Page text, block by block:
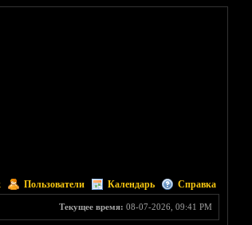
Пользователи Календарь Справка
Текущее время: 08-07-2026, 09:41 PM